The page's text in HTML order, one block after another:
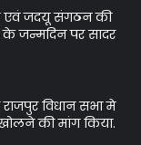
एवं जदयू संगठन की
के जन्मदिन पर सादर
राजपुर विधान सभा मे
की मांग किया.